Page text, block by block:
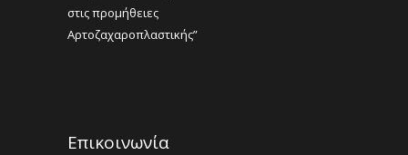
στις προμήθειες
Αρτοζαχαροπλαστικής”
Επικοινωνία